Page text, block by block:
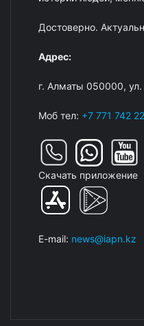
Достоверно.
Адрес:
г. Алматы 050000,
Моб тел: +7 771 742
Скачать приложение
E-mail: news@iapn.kz